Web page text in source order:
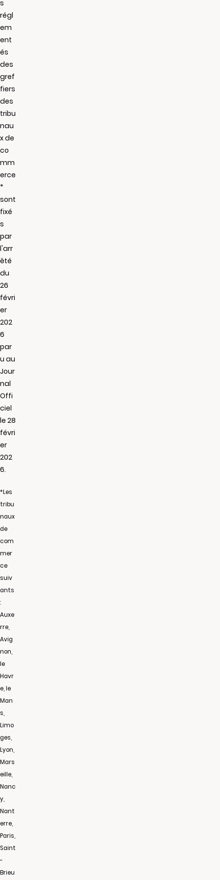
s
régl
em
ent
és
des
gref
fiers
des
tribu
nau
x de
co
mm
erce
*
sont
fixé
s
par
l'arr
êté
du
26
févri
er
202
6
par
u au
Jour
nal
Offi
ciel
le 28
févri
er
202
6.
*Les
tribu
naux
de
com
mer
ce
suiv
ants
:
Auxe
rre,
Avig
non,
le
Havr
e, le
Man
s,
Limo
ges,
Lyon,
Mars
eille,
Nanc
y,
Nant
erre,
Paris,
Saint
-
Brieu